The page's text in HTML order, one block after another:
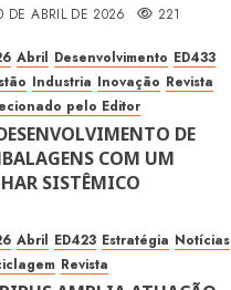
DE ABRIL DE 2026 221
Abril Desenvolvimento ED433
Industria Inovação Revista
pelo Editor
DE
COM UM
SISTÊMICO
Abril ED423 Estratégia Notícias
Revista